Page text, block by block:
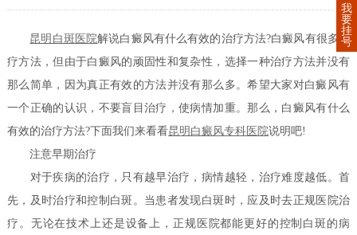
昆明白斑医院解说白癜风有什么有效的治疗方法?白癜风有很多治
疗方法，但由于白癜风的顽固性和复杂性，选择一种治疗方法并没有
那么简单，因为真正有效的方法并没有那么多。希望大家对白癜风有
一个正确的认识，不要盲目治疗，使病情加重。那么，白癜风有什么
有效的治疗方法?下面我们来看看昆明白癜风专科医院说明吧!
注意早期治疗
对于疾病的治疗，只有越早治疗，病情越轻，治疗难度越低。首
先，及时治疗和控制白斑。当患者发现白斑时，应及时去正规医院治
疗。无论在技术上还是设备上，正规医院都能更好的控制白斑的病
我
要
挂
号